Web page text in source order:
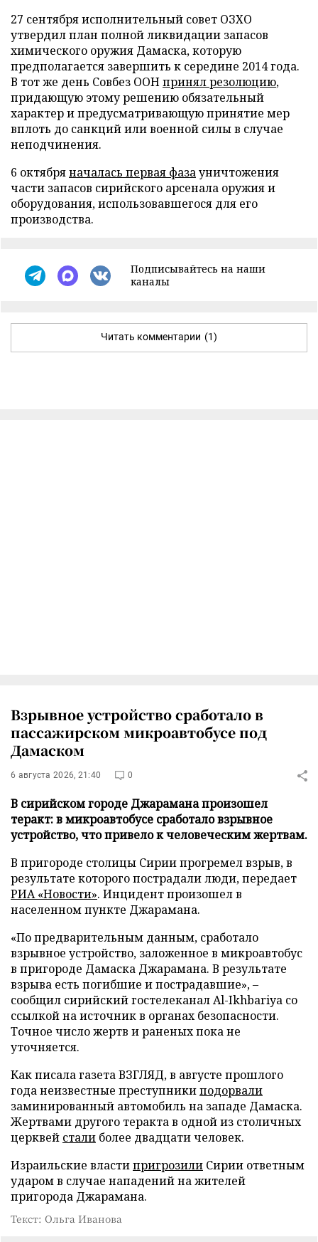
27 сентября исполнительный совет ОЗХО
утвердил план полной ликвидации запасов
химического оружия Дамаска, которую
предполагается завершить к середине 2014 года.
В тот же день Совбез ООНпринял резолюцию,
придающую этому решению обязательный
характер и предусматривающую принятие мер
вплоть до санкций или военной силы в случае
неподчинения.
6 октябряначалась первая фазауничтожения
части запасов сирийского арсенала оружия и
оборудования, использовавшегося для его
производства.
Подписывайтесь на наши
каналы
Читать комментарии (1)
Взрывное устройство сработало в
пассажирском микроавтобусе под
Дамаском
6 августа 2026, 21:40 0
В сирийском городе Джарамана произошел
теракт: в микроавтобусе сработало взрывное
устройство, что привело к человеческим жертвам.
В пригороде столицы Сирии прогремел взрыв, в
результате которого пострадали люди, передает
РИА «Новости». Инцидент произошел в
населенном пункте Джарамана.
«По предварительным данным, сработало
взрывное устройство, заложенное в микроавтобус
в пригороде Дамаска Джарамана. В результате
взрыва есть погибшие и пострадавшие», –
сообщил сирийский гостелеканал Al-Ikhbariya со
ссылкой на источник в органах безопасности.
Точное число жертв и раненых пока не
уточняется.
Как писала газета ВЗГЛЯД, в августе прошлого
года неизвестные преступникиподорвали
заминированный автомобиль на западе Дамаска.
Жертвами другого теракта в одной из столичных
церквей стали более двадцати человек.
Израильские властипригрозили Сирии ответным
ударом в случае нападений на жителей
пригорода Джарамана.
Текст: Ольга Иванова